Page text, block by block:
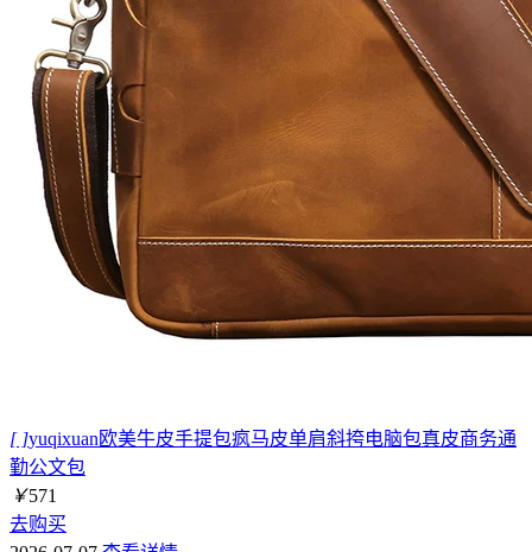
[ ]yuqixuan欧美牛皮手提包疯马皮单肩斜挎电脑包真皮商务通
勤公文包
￥571
去购买